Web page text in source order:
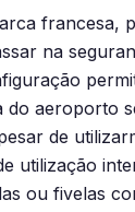
na
aeroporto
de
utilização
ou fivelas